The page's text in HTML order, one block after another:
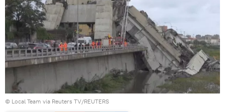
© Local Team via Reuters TV/REUTERS